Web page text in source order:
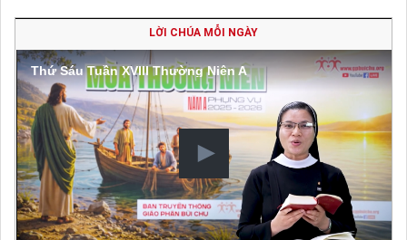
LỜI CHÚA MỖI NGÀY
Thứ Sáu Tuần XVIII Thường Niên A